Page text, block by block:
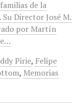
de la
Director José M.
por Martín
Pirie, Felipe
, Memorias